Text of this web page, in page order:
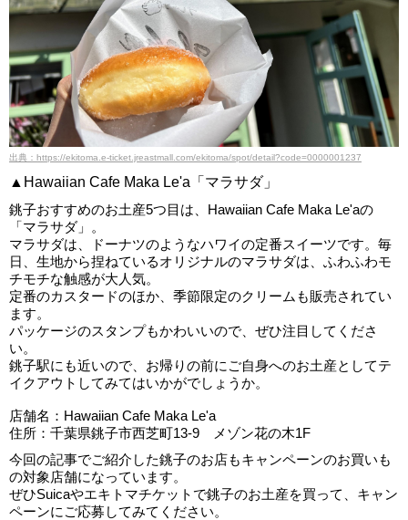
出典：https://ekitoma.e-ticket.jreastmall.com/ekitoma/spot/detail?code=0000001237
▲Hawaiian Cafe Maka Le'a「マラサダ」
銚子おすすめのお土産5つ目は、Hawaiian Cafe Maka Le'aの
「マラサダ」。
マラサダは、ドーナツのようなハワイの定番スイーツです。毎
日、生地から捏ねているオリジナルのマラサダは、ふわふわモ
チモチな触感が大人気。
定番のカスタードのほか、季節限定のクリームも販売されてい
ます。
パッケージのスタンプもかわいいので、ぜひ注目してくださ
い。
銚子駅にも近いので、お帰りの前にご自身へのお土産としてテ
イクアウトしてみてはいかがでしょうか。
店舗名：Hawaiian Cafe Maka Le'a
住所：千葉県銚子市西芝町13-9 メゾン花の木1F
今回の記事でご紹介した銚子のお店もキャンペーンのお買いも
の対象店舗になっています。
ぜひSuicaやエキトマチケットで銚子のお土産を買って、キャン
ペーンにご応募してみてください。